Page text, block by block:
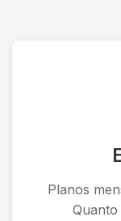
Planos
Quanto